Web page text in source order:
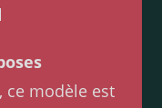
, ce modèle est